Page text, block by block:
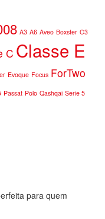
A3 A6 Aveo Boxster C3
C Classe E
Evoque Focus ForTwo
Passat Polo Qashqai Serie 5
para quem